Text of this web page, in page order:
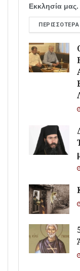
Εκκλησία μας.
ΠΕΡΙΣΣΌΤΕΡΑ